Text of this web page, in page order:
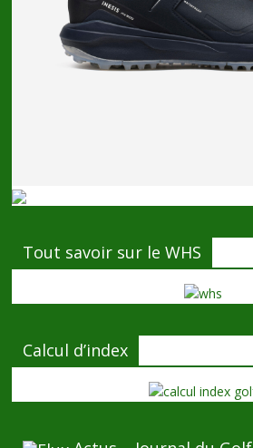
Tout savoir sur le WHS
Calcul d’index